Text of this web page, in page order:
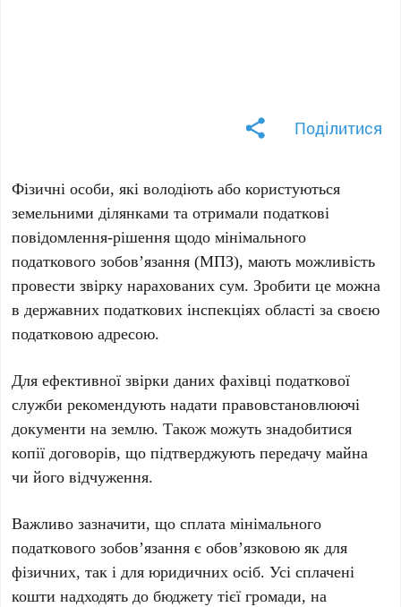
Поділитися
Фізичні особи, які володіють або користуються
земельними ділянками та отримали податкові
повідомлення-рішення щодо мінімального
податкового зобов’язання (МПЗ), мають можливість
провести звірку нарахованих сум. Зробити це можна
в державних податкових інспекціях області за своєю
податковою адресою.
Для ефективної звірки даних фахівці податкової
служби рекомендують надати правовстановлюючі
документи на землю. Також можуть знадобитися
копії договорів, що підтверджують передачу майна
чи його відчуження.
Важливо зазначити, що сплата мінімального
податкового зобов’язання є обов’язковою як для
фізичних, так і для юридичних осіб. Усі сплачені
кошти надходять до бюджету тієї громади, на